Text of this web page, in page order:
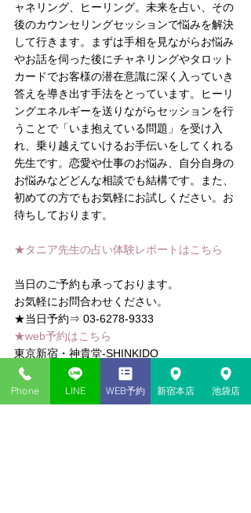
ャネリング、ヒーリング。未来を占い、その
後のカウンセリングセッションで悩みを解決
して行きます。まずは手相を見ながらお悩み
やお話を伺った後にチャネリングやタロット
カードでお客様の潜在意識に深く入っていき
答えを導き出す手法をとっています。ヒーリ
ングエネルギーを送りながらセッションを行
うことで「いま抱えている問題」を受け入
れ、乗り越えていけるお手伝いをしてくれる
先生です。恋愛や仕事のお悩み、自分自身の
お悩みなどどんな相談でも結構です。また、
初めての方でもお気軽にお試しください。お
待ちしております。
★タニア先生の占い体験レポートはこちら
当日のご予約も承っております。
お気軽にお問合わせください。
★当日予約⇒ 03-6278-9333
★web予約はこちら
東京新宿・神貴堂-SHINKIDO
Phone LINE WEB予約 新宿本店 池袋店